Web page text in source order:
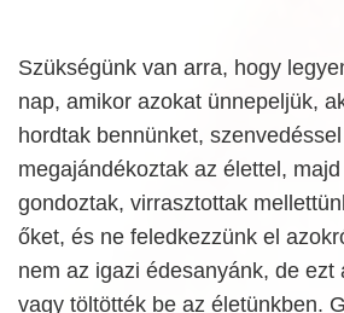
Szükségünk van arra, hogy
nap, amikor azokat ünnepeljük,
hordtak bennünket,
megajándékoztak az élettel,
gondoztak, virrasztottak
őket, és ne feledkezzünk el
nem az igazi édesanyánk, de ezt
vagy töltötték be az életünkben.